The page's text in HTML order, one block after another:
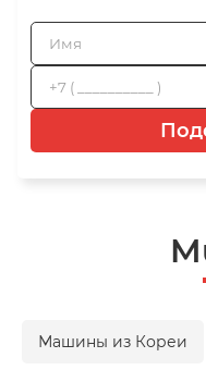
Машины из Кореи